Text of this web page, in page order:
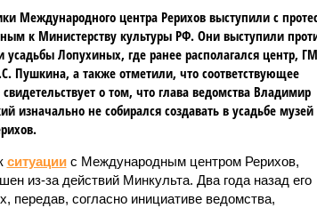
Международного центра Рерихов выступили с
к Министерству культуры РФ. Они выступили
усадьбы Лопухиных, где ранее располагался центр,
Пушкина, а также отметили, что соответствующее
о том, что глава ведомства Владимир
изначально не собирался создавать в усадьбе музей
ситуациис Международным центром Рерихов,
из-за действий Минкульта. Два года назад его
передав, согласно инициативе ведомства,